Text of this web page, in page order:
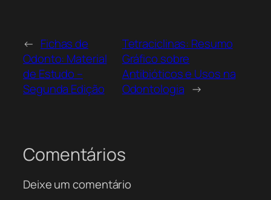
← Fichas de
Odonto: Material
de Estudo –
Segunda Edição
Tetraciclinas: Resumo
Gráfico sobre
Antibióticos e Usos na
Odontologia →
Comentários
Deixe um comentário